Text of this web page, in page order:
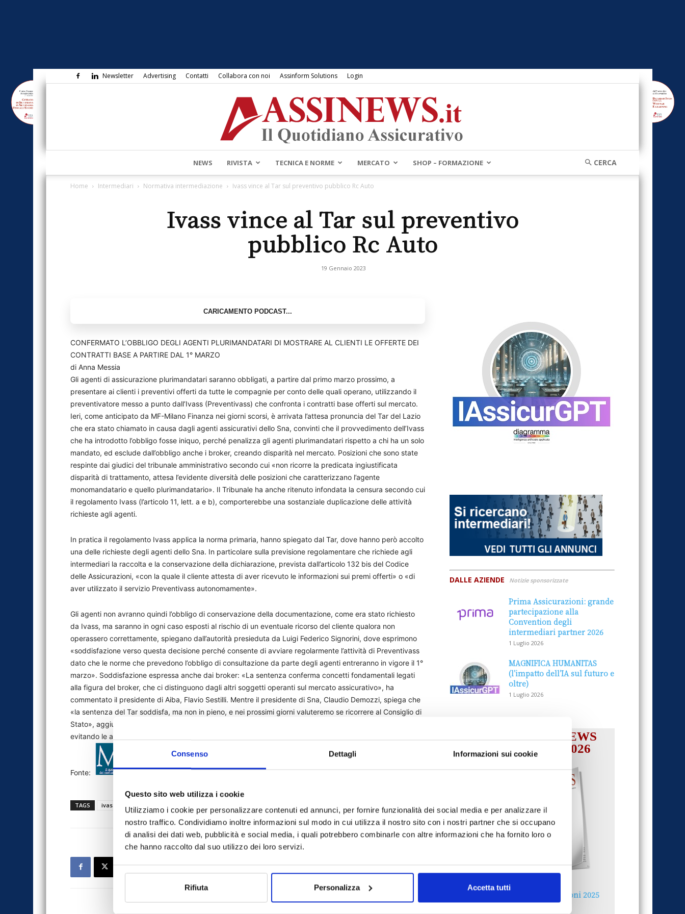
Consenso Dettagli Informazioni sui cookie
Questo sito web utilizza i cookie
Utilizziamo i cookie per personalizzare contenuti ed annunci, per fornire funzionalità dei social media e per analizzare il
nostro traffico. Condividiamo inoltre informazioni sul modo in cui utilizza il nostro sito con i nostri partner che si occupano
di analisi dei dati web, pubblicità e social media, i quali potrebbero combinarle con altre informazioni che ha fornito loro o
che hanno raccolto dal suo utilizzo dei loro servizi.
Rifiuta Personalizza Accetta tutti
Newsletter Advertising Contatti Collabora con noi Assinform Solutions Login
Assinews.it
NEWS RIVISTA TECNICA E NORME MERCATO SHOP – FORMAZIONE
Home Intermediari Normativa intermediazione Ivass vince al Tar sul preventivo pubblico Rc Auto
Ivass vince al Tar sul preventivo
pubblico Rc Auto
19 Gennaio 2023
CONFERMATO L’OBBLIGO DEGLI AGENTI PLURIMANDATARI DI MOSTRARE AL CLIENTI LE OFFERTE DEI
CONTRATTI BASE A PARTIRE DAL 1° MARZO
di Anna Messia
Gli agenti di assicurazione plurimandatari saranno obbligati, a partire dal primo marzo prossimo, a
presentare ai clienti i preventivi offerti da tutte le compagnie per conto delle quali operano, utilizzando il
preventivatore messo a punto dall’Ivass (Preventivass) che confronta i contratti base offerti sul mercato.
Ieri, come anticipato da MF-Milano Finanza nei giorni scorsi, è arrivata l’attesa pronuncia del Tar del Lazio
che era stato chiamato in causa dagli agenti assicurativi dello Sna, convinti che il provvedimento dell’Ivass
che ha introdotto l’obbligo fosse iniquo, perché penalizza gli agenti plurimandatari rispetto a chi ha un solo
mandato, ed esclude dall’obbligo anche i broker, creando disparità nel mercato. Posizioni che sono state
respinte dai giudici del tribunale amministrativo secondo cui «non ricorre la predicata ingiustificata
disparità di trattamento, attesa l’evidente diversità delle posizioni che caratterizzano l’agente
monomandatario e quello plurimandatario». Il Tribunale ha anche ritenuto infondata la censura secondo cui
il regolamento Ivass (l’articolo 11, lett. a e b), comporterebbe una sostanziale duplicazione delle attività
richieste agli agenti.
In pratica il regolamento Ivass applica la norma primaria, hanno spiegato dal Tar, dove hanno però accolto
una delle richieste degli agenti dello Sna. In particolare sulla previsione regolamentare che richiede agli
intermediari la raccolta e la conservazione della dichiarazione, prevista dall’articolo 132 bis del Codice
delle Assicurazioni, «con la quale il cliente attesta di aver ricevuto le informazioni sui premi offerti» o «di
aver utilizzato il servizio Preventivass autonomamente».
Gli agenti non avranno quindi l’obbligo di conservazione della documentazione, come era stato richiesto
da Ivass, ma saranno in ogni caso esposti al rischio di un eventuale ricorso del cliente qualora non
operassero correttamente, spiegano dall’autorità presieduta da Luigi Federico Signorini, dove esprimono
«soddisfazione verso questa decisione perché consente di avviare regolarmente l’attività di Preventivass
dato che le norme che prevedono l’obbligo di consultazione da parte degli agenti entreranno in vigore il 1°
marzo». Soddisfazione espressa anche dai broker: «La sentenza conferma concetti fondamentali legati
alla figura del broker, che ci distinguono dagli altri soggetti operanti sul mercato assicurativo», ha
commentato il presidente di Aiba, Flavio Sestilli. Mentre il presidente di Sna, Claudio Demozzi, spiega che
«la sentenza del Tar soddisfa, ma non in pieno, e nei prossimi giorni valuteremo se ricorrere al Consiglio di
Stato», aggiungendo di auspicare che in futuro il confronto con Ivass «sia avviato in via preventiva,
evitando le aule di tribunale». (riproduzione riservata)
Fonte:
TAGS ivass
DALLE AZIENDE Notizie sponsorizzate
Prima Assicurazioni: grande
partecipazione alla
Convention degli
intermediari partner 2026
1 Luglio 2026
MAGNIFICA HUMANITAS
(l’impatto dell’IA sul futuro e
oltre)
1 Luglio 2026
IL MENSILE ASSINEWS
LUGLIO-AGOSTO 2026
Reclami e sanzioni 2025